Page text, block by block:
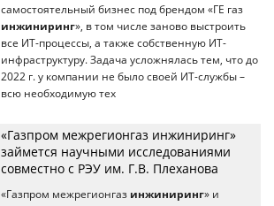
самостоятельный бизнес под брендом «ГЕ газ
инжиниринг», в том числе заново выстроить
все ИТ-процессы, а также собственную ИТ-
инфраструктуру. Задача усложнялась тем, что до
2022 г. у компании не было своей ИТ-службы –
всю необходимую тех
«Газпром межрегионгаз инжиниринг»
займется научными исследованиями
совместно с РЭУ им. Г.В. Плеханова
«Газпром межрегионгаз инжиниринг» и